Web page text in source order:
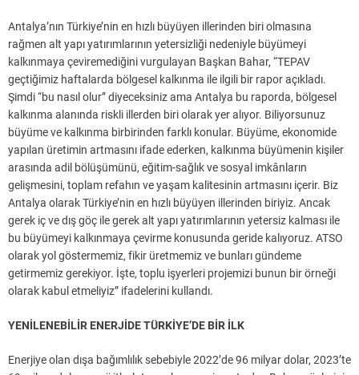
Antalya’nın Türkiye’nin en hızlı büyüyen illerinden biri olmasına
rağmen alt yapı yatırımlarının yetersizliği nedeniyle büyümeyi
kalkınmaya çeviremediğini vurgulayan Başkan Bahar, “TEPAV
geçtiğimiz haftalarda bölgesel kalkınma ile ilgili bir rapor açıkladı.
Şimdi “bu nasıl olur” diyeceksiniz ama Antalya bu raporda, bölgesel
kalkınma alanında riskli illerden biri olarak yer alıyor. Biliyorsunuz
büyüme ve kalkınma birbirinden farklı konular. Büyüme, ekonomide
yapılan üretimin artmasını ifade ederken, kalkınma büyümenin kişiler
arasında adil bölüşümünü, eğitim-sağlık ve sosyal imkânların
gelişmesini, toplam refahın ve yaşam kalitesinin artmasını içerir. Biz
Antalya olarak Türkiye’nin en hızlı büyüyen illerinden biriyiz. Ancak
gerek iç ve dış göç ile gerek alt yapı yatırımlarının yetersiz kalması ile
bu büyümeyi kalkınmaya çevirme konusunda geride kalıyoruz. ATSO
olarak yol göstermemiz, fikir üretmemiz ve bunları gündeme
getirmemiz gerekiyor. İşte, toplu işyerleri projemizi bunun bir örneği
olarak kabul etmeliyiz” ifadelerini kullandı.
YENİLENEBİLİR ENERJİDE TÜRKİYE’DE BİR İLK
Enerjiye olan dışa bağımlılık sebebiyle 2022’de 96 milyar dolar, 2023’te